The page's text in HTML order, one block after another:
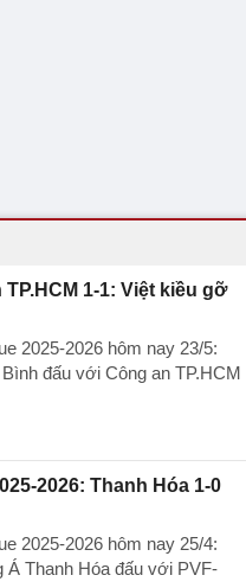
1-1: Việt kiều gỡ
2025-2026 hôm nay 23/5:
đấu với Công an TP.HCM
2026: Thanh Hóa 1-0
2025-2026 hôm nay 25/4:
Thanh Hóa đấu với PVF-